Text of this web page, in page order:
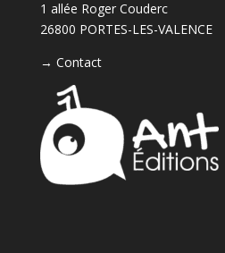
1 allée Roger Couderc
26800 PORTES-LES-VALENCE
→ Contact